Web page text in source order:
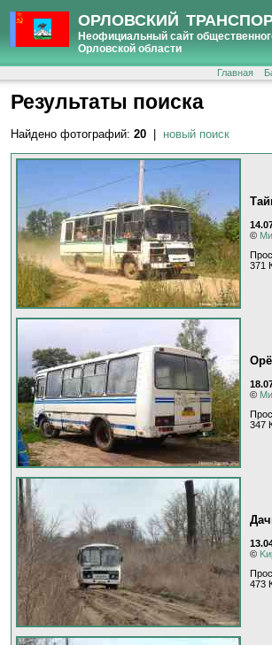
ОРЛОВСКИЙ
Неофициальный сайт
Орловской области
Главная
Результаты поиска
Найдено фотографий: 20 новый поиск
©
371
©
347
©
473